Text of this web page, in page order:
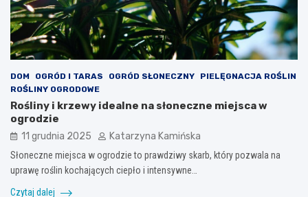
DOM OGRÓD I TARAS OGRÓD SŁONECZNY
PIELĘGNACJA ROŚLIN
ROŚLINY OGRODOWE
Rośliny i krzewy idealne na słoneczne miejsca w
ogrodzie
11 grudnia 2025 Katarzyna Kamińska
Słoneczne miejsca w ogrodzie to prawdziwy skarb, który pozwala na
uprawę roślin kochających ciepło i intensywne…
Czytaj dalej